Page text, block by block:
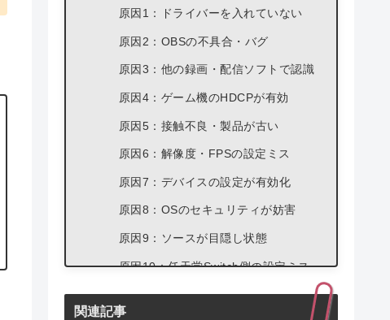
原因1：ドライバーを入れていない
原因2：OBSの不具合・バグ
原因3：他の録画・配信ソフトで認識
原因4：ゲーム機のHDCPが有効
原因5：接触不良・製品が古い
原因6：解像度・FPSの設定ミス
原因7：デバイスの設定が有効化
原因8：OSのセキュリティが妨害
原因9：ソースが目隠し状態
原因10：任天堂Switch側の設定ミス
映像キャプチャデバイスの認識が改善
されない場合
関連記事